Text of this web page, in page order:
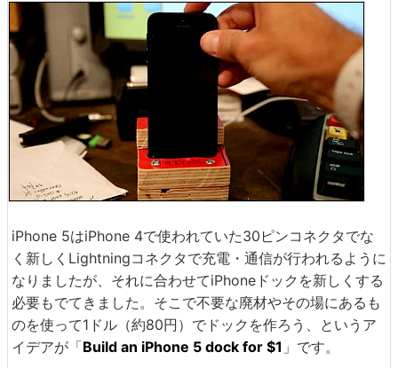
iPhone 5はiPhone 4で使われていた30ピンコネクタでな
く新しくLightningコネクタで充電・通信が行われるように
なりましたが、それに合わせてiPhoneドックを新しくする
必要もでてきました。そこで不要な廃材やその場にあるも
のを使って1ドル（約80円）でドックを作ろう、というア
イデアが「Build an iPhone 5 dock for $1 」です。